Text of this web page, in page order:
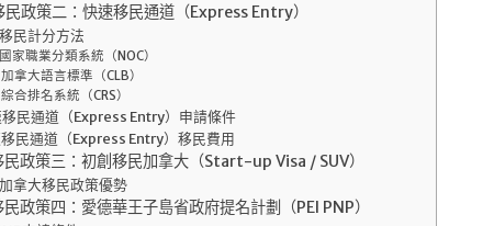
民政策二：快速移民通道（Express Entry）
民計分方法
國家職業分類系統（NOC）
加拿大語言標準（CLB）
綜合排名系統（CRS）
民通道（Express Entry）申請條件
民通道（Express Entry）移民費用
民政策三：初創移民加拿大（Start-up Visa / SUV）
拿大移民政策優勢
政策四：愛德華王子島省政府提名計劃（PEI PNP）